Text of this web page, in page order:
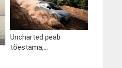
Uncharted peab
tõestama,...